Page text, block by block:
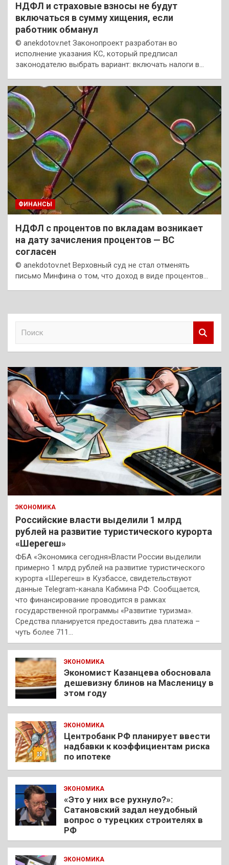
НДФЛ и страховые взносы не будут
включаться в сумму хищения, если
работник обманул
© anekdotov.net Законопроект разработан во
исполнение указания КС, который предписал
законодателю выбрать вариант: включать налоги в…
ФИНАНСЫ
НДФЛ с процентов по вкладам возникает
на дату зачисления процентов — ВС
согласен
© anekdotov.net Верховный суд не стал отменять
письмо Минфина о том, что доход в виде процентов…
к
ЭКОНОМИКА
Российские власти выделили 1 млрд
рублей на развитие туристического курорта
«Шерегеш»
ФБА «Экономика сегодня»Власти России выделили
примерно 1 млрд рублей на развитие туристического
курорта «Шерегеш» в Кузбассе, свидетельствуют
данные Telegram-канала Кабмина РФ. Сообщается,
что финансирование проводится в рамках
государственной программы «Развитие туризма».
Средства планируется предоставить два платежа –
чуть более 711…
ЭКОНОМИКА
Экономист Казанцева обосновала
дешевизну блинов на Масленицу в
этом году
ЭКОНОМИКА
Центробанк РФ планирует ввести
надбавки к коэффициентам риска
по ипотеке
ЭКОНОМИКА
«Это у них все рухнуло?»:
Сатановский задал неудобный
вопрос о турецких строителях в
РФ
ЭКОНОМИКА